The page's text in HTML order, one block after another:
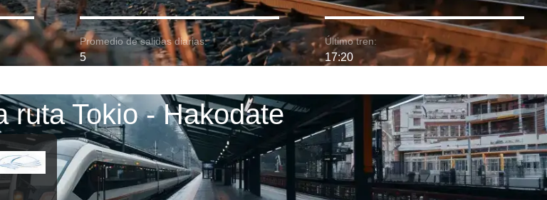
Promedio de salidas diarias:
5
Último tren:
17:20
ruta Tokio - Hakodate